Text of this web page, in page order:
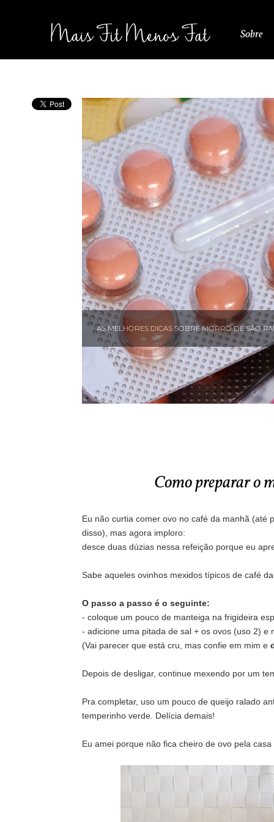
Sobre
AS MELHORES DICAS SOBRE MORRO DE SÃO
Como preparar o
Eu não curtia comer ovo no café da manhã (até
disso), mas agora imploro:
desce duas dúzias nessa refeição porque eu
Sabe aqueles ovinhos mexidos típicos de café
O passo a passo é o seguinte:
- coloque um pouco de manteiga na frigideira
- adicione uma pitada de sal + os ovos (uso 2)
(Vai parecer que está cru, mas confie em mim e
Depois de desligar, continue mexendo por um
Pra completar, uso um pouco de queijo ralado
temperinho verde. Delícia demais!
Eu amei porque não fica cheiro de ovo pela